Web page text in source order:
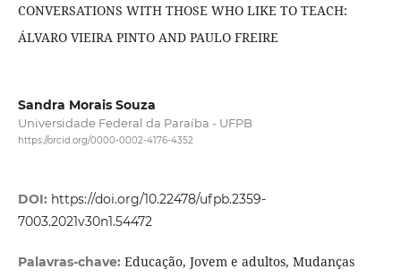
CONVERSATIONS WITH THOSE WHO LIKE TO TEACH:
ÁLVARO VIEIRA PINTO AND PAULO FREIRE
Sandra Morais Souza
Universidade Federal da Paraíba - UFPB
https://orcid.org/0000-0002-4176-4352
DOI: https://doi.org/10.22478/ufpb.2359-
7003.2021v30n1.54472
Palavras-chave: Educação, Jovem e adultos, Mudanças